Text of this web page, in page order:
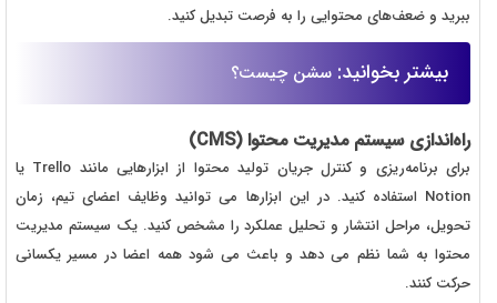
ببرید و ضعف‌های محتوایی را به فرصت تبدیل کنید.
بیشتر بخوانید: سشن چیست؟
راه‌اندازی سیستم مدیریت محتوا (CMS)
برای برنامه‌ریزی و کنترل جریان تولید محتوا از ابزارهایی مانند Trello یا
Notion استفاده کنید. در این ابزارها می‌ توانید وظایف اعضای تیم، زمان
تحویل، مراحل انتشار و تحلیل عملکرد را مشخص کنید. یک سیستم مدیریت
محتوا به شما نظم می‌ دهد و باعث می‌ شود همه‌ اعضا در مسیر یکسانی
حرکت کنند.